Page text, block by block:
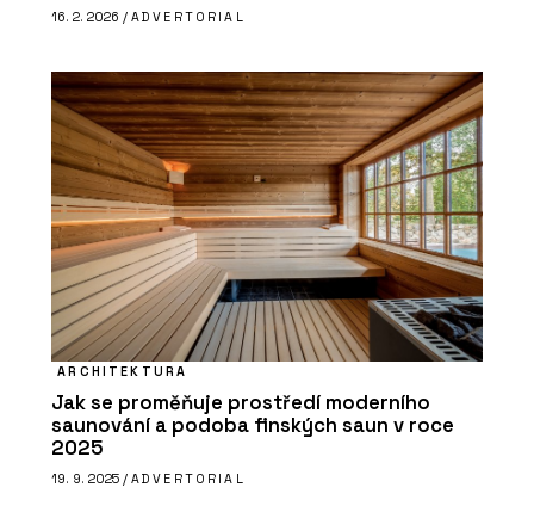
16. 2. 2026 / ADVERTORIAL
ARCHITEKTURA
Jak se proměňuje prostředí moderního
saunování a podoba finských saun v roce
2025
19. 9. 2025 / ADVERTORIAL